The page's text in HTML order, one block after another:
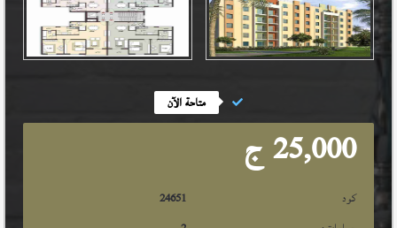
متاحة الآن
25,000 ج
كود
24651